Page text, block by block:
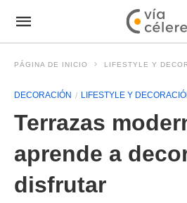
PÁGINA DE INICIO LIFESTYLE Y
DECORACIÓN LIFESTYLE Y
Terrazas
aprende a
disfrutar